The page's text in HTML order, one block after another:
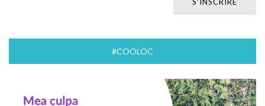
#COOLOC